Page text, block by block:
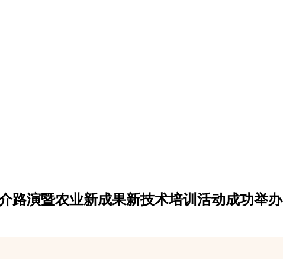
路演暨农业新成果新技术培训活动成功举办